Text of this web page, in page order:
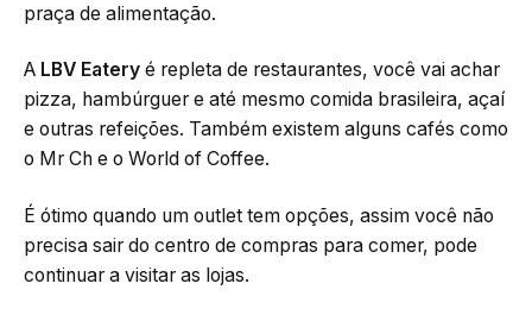
praça de alimentação.
A LBV Eatery é repleta de restaurantes, você vai achar
pizza, hambúrguer e até mesmo comida brasileira, açaí
e outras refeições. Também existem alguns cafés como
o Mr Ch e o World of Coffee.
É ótimo quando um outlet tem opções, assim você não
precisa sair do centro de compras para comer, pode
continuar a visitar as lojas.